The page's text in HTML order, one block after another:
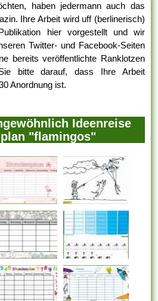
haben jedermann auch das
Ihre Arbeit wird uff (berlinerisch)
hier vorgestellt und wir
Twitter- und Facebook-Seiten
bereits veröffentlichte Ranklotzen
bitte darauf, dass Ihre Arbeit
Anordnung ist.
Ideenreise
"flamingos"